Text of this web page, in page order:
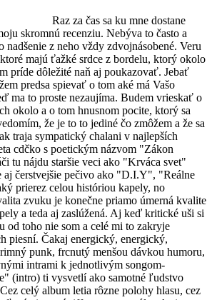
Raz za čas sa ku mne dostane
skromnú recenziu. Nebýva to často a
nadšenie z neho vždy zdvojnásobené. Veru
majú ťažké srdce z bordelu, ktorý okolo
príde dôležité naň aj poukazovať. Jebať
predsa spievať o tom aké má Vašo
ma to proste nezaujíma. Budem vrieskať o
okolo a o tom hnusnom pocite, ktorý sa
že je to to jediné čo zmôžem a že sa
traja sympatický chalani v najlepších
cdčko s poetickým názvom "Zákon
tu nájdu staršie veci ako "Krváca svet"
aj čerstvejšie pečivo ako "D.I.Y", "Reálne
prierez celou históriou kapely, no
zvuku je konečne priamo úmerná kvalite
a teda aj zaslúžená. Aj keď kritické uši si
od toho nie som a celé mi to zakryje
piesní. Čakaj energický, energický,
punk, frcnutý menšou dávkou humoru,
intrami k jednotlivým songom-
(intro) ti vysvetlí ako samotné ľudstvo
celý album letia rôzne polohy hlasu, cez